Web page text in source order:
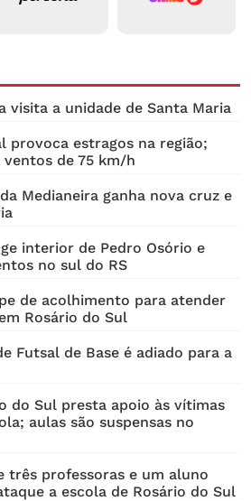
visita a unidade de Santa Maria
provoca estragos na região;
de 75 km/h
Medianeira ganha nova cruz e
interior de Pedro Osório e
no sul do RS
de acolhimento para atender
Rosário do Sul
Futsal de Base é adiado para a
do Sul presta apoio às vítimas
aulas são suspensas no
três professoras e um aluno
a escola de Rosário do Sul